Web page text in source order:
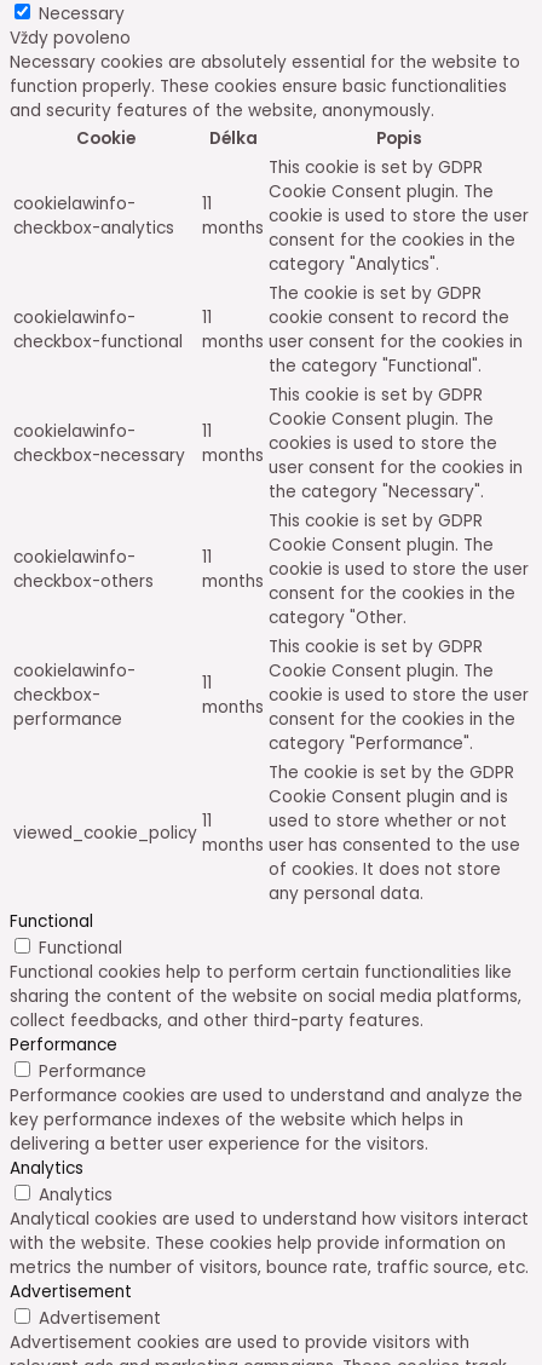
Necessary
Vždy povoleno
Necessary cookies are absolutely essential for the website to
function properly. These cookies ensure basic functionalities
and security features of the website, anonymously.
Cookie
Délka Popis
cookielawinfo-
checkbox-analytics
11
months
This cookie is set by GDPR
Cookie Consent plugin. The
cookie is used to store the user
consent for the cookies in the
category "Analytics".
cookielawinfo-
checkbox-functional
11
months
The cookie is set by GDPR
cookie consent to record the
user consent for the cookies in
the category "Functional".
cookielawinfo-
checkbox-necessary
11
months
This cookie is set by GDPR
Cookie Consent plugin. The
cookies is used to store the
user consent for the cookies in
the category "Necessary".
cookielawinfo-
checkbox-others
11
months
This cookie is set by GDPR
Cookie Consent plugin. The
cookie is used to store the user
consent for the cookies in the
category "Other.
cookielawinfo-
checkbox-
performance
11
months
This cookie is set by GDPR
Cookie Consent plugin. The
cookie is used to store the user
consent for the cookies in the
category "Performance".
viewed_cookie_policy
11
months
The cookie is set by the GDPR
Cookie Consent plugin and is
used to store whether or not
user has consented to the use
of cookies. It does not store
any personal data.
Functional
Functional
Functional cookies help to perform certain functionalities like
sharing the content of the website on social media platforms,
collect feedbacks, and other third-party features.
Performance
Performance
Performance cookies are used to understand and analyze the
key performance indexes of the website which helps in
delivering a better user experience for the visitors.
Analytics
Analytics
Analytical cookies are used to understand how visitors interact
with the website. These cookies help provide information on
metrics the number of visitors, bounce rate, traffic source, etc.
Advertisement
Advertisement
Advertisement cookies are used to provide visitors with